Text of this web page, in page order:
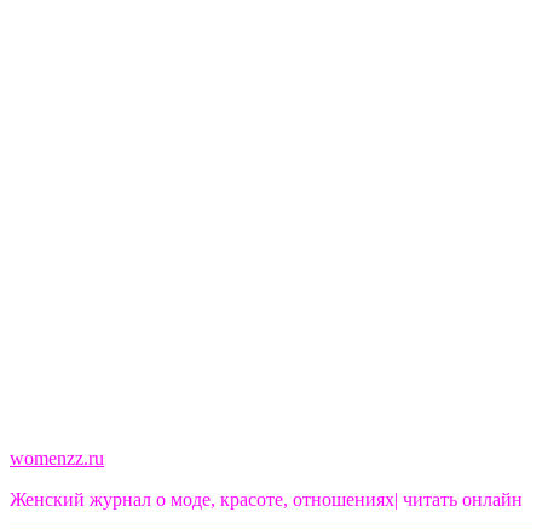
womenzz.ru
Женский журнал о моде, красоте, отношениях| читать онлайн